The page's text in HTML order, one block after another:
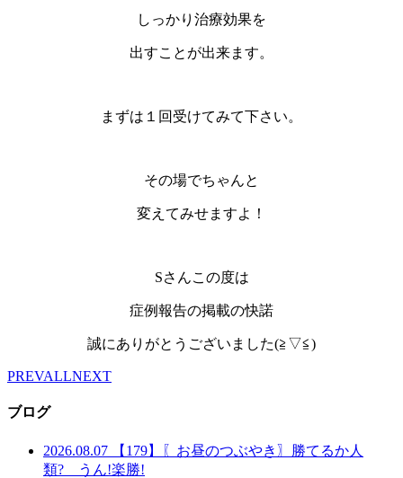
しっかり治療効果を
出すことが出来ます。
まずは１回受けてみて下さい。
その場でちゃんと
変えてみせますよ！
Sさんこの度は
症例報告の掲載の快諾
誠にありがとうございました(≧▽≦)
PREVALLNEXT
ブログ
2026.08.07
【179】〖お昼のつぶやき〗勝てるか人
類? うん!楽勝!